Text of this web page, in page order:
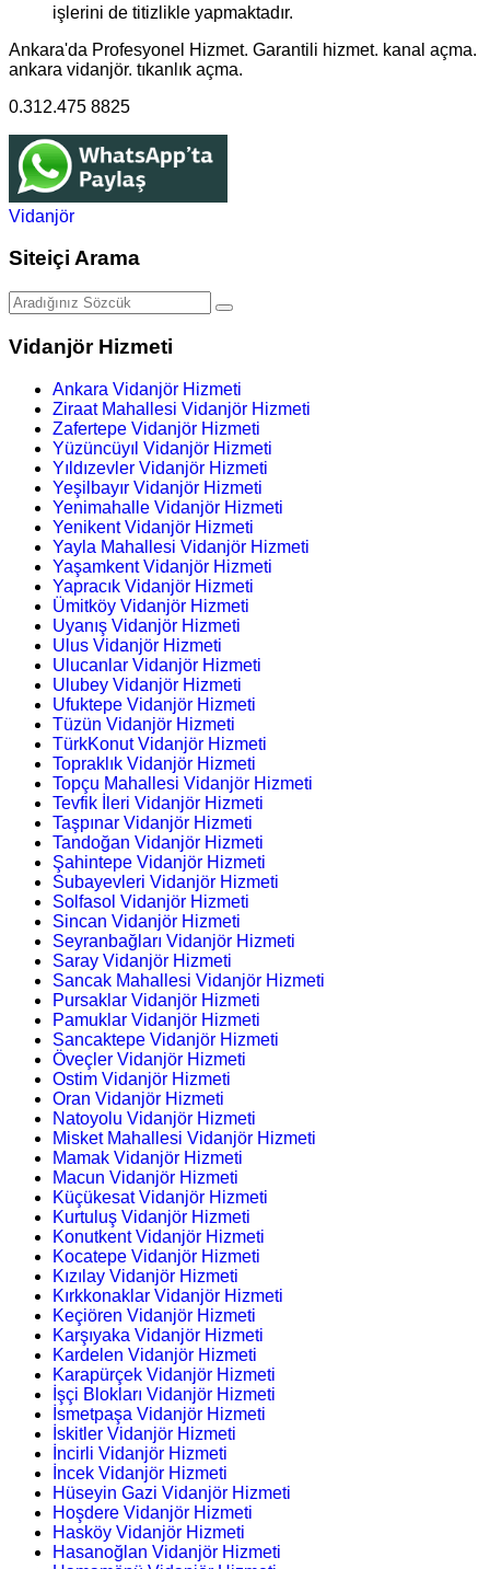
işlerini de titizlikle yapmaktadır.
Ankara'da Profesyonel Hizmet. Garantili hizmet. kanal açma.
ankara vidanjör. tıkanlık açma.
0.312.475 8825
Vidanjör
Siteiçi Arama
Vidanjör Hizmeti
Ankara Vidanjör Hizmeti
Ziraat Mahallesi Vidanjör Hizmeti
Zafertepe Vidanjör Hizmeti
Yüzüncüyıl Vidanjör Hizmeti
Yıldızevler Vidanjör Hizmeti
Yeşilbayır Vidanjör Hizmeti
Yenimahalle Vidanjör Hizmeti
Yenikent Vidanjör Hizmeti
Yayla Mahallesi Vidanjör Hizmeti
Yaşamkent Vidanjör Hizmeti
Yapracık Vidanjör Hizmeti
Ümitköy Vidanjör Hizmeti
Uyanış Vidanjör Hizmeti
Ulus Vidanjör Hizmeti
Ulucanlar Vidanjör Hizmeti
Ulubey Vidanjör Hizmeti
Ufuktepe Vidanjör Hizmeti
Tüzün Vidanjör Hizmeti
TürkKonut Vidanjör Hizmeti
Topraklık Vidanjör Hizmeti
Topçu Mahallesi Vidanjör Hizmeti
Tevfik İleri Vidanjör Hizmeti
Taşpınar Vidanjör Hizmeti
Tandoğan Vidanjör Hizmeti
Şahintepe Vidanjör Hizmeti
Subayevleri Vidanjör Hizmeti
Solfasol Vidanjör Hizmeti
Sincan Vidanjör Hizmeti
Seyranbağları Vidanjör Hizmeti
Saray Vidanjör Hizmeti
Sancak Mahallesi Vidanjör Hizmeti
Pursaklar Vidanjör Hizmeti
Pamuklar Vidanjör Hizmeti
Sancaktepe Vidanjör Hizmeti
Öveçler Vidanjör Hizmeti
Ostim Vidanjör Hizmeti
Oran Vidanjör Hizmeti
Natoyolu Vidanjör Hizmeti
Misket Mahallesi Vidanjör Hizmeti
Mamak Vidanjör Hizmeti
Macun Vidanjör Hizmeti
Küçükesat Vidanjör Hizmeti
Kurtuluş Vidanjör Hizmeti
Konutkent Vidanjör Hizmeti
Kocatepe Vidanjör Hizmeti
Kızılay Vidanjör Hizmeti
Kırkkonaklar Vidanjör Hizmeti
Keçiören Vidanjör Hizmeti
Karşıyaka Vidanjör Hizmeti
Kardelen Vidanjör Hizmeti
Karapürçek Vidanjör Hizmeti
İşçi Blokları Vidanjör Hizmeti
İsmetpaşa Vidanjör Hizmeti
İskitler Vidanjör Hizmeti
İncirli Vidanjör Hizmeti
İncek Vidanjör Hizmeti
Hüseyin Gazi Vidanjör Hizmeti
Hoşdere Vidanjör Hizmeti
Hasköy Vidanjör Hizmeti
Hasanoğlan Vidanjör Hizmeti